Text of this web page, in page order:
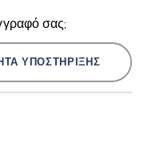
σας;
ΥΠΟΣΤΉΡΙΞΗΣ